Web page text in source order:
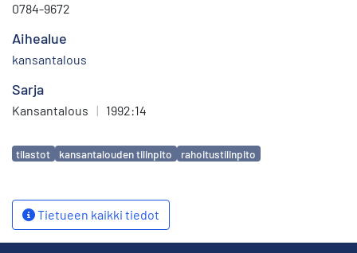
0784-9672
Aihealue
kansantalous
Sarja
Kansantalous | 1992:14
Avainsanat
tilastot kansantalouden tilinpito rahoitustilinpito
Tietueen kaikki tiedot